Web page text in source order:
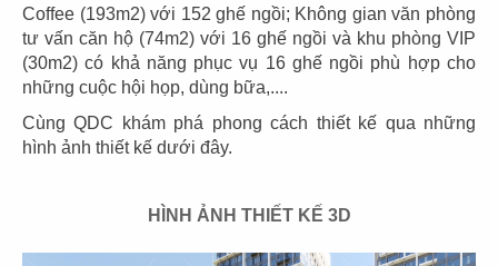
Coffee (193m2) với 152 ghế ngồi; Không gian văn phòng
tư vấn căn hộ (74m2) với 16 ghế ngồi và khu phòng VIP
(30m2) có khả năng phục vụ 16 ghế ngồi phù hợp cho
những cuộc hội họp, dùng bữa,....
Cùng QDC khám phá phong cách thiết kế qua những
hình ảnh thiết kế dưới đây.
HÌNH ẢNH THIẾT KẾ 3D
03
CN Biên Hòa
04
CN 3/2